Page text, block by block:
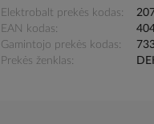
Elektrobalt prekės kodas
EAN kodas
Gamintojo prekės kodas
Prekės ženklas